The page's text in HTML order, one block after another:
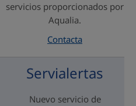
servicios proporcionados por
Aqualia.
Contacta
Servialertas
Nuevo servicio de